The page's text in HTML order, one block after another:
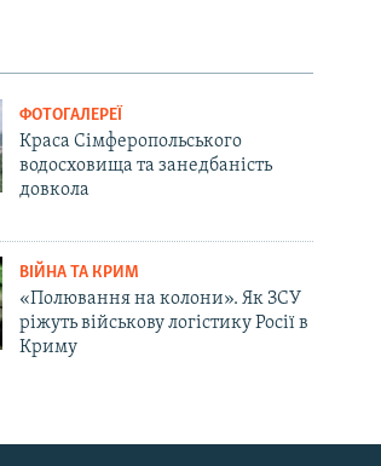
ФОТОГАЛЕРЕЇ
Краса Сімферопольського
водосховища та занедбаність
довкола
ВІЙНА ТА КРИМ
«Полювання на колони». Як ЗСУ
ріжуть військову логістику Росії в
Криму